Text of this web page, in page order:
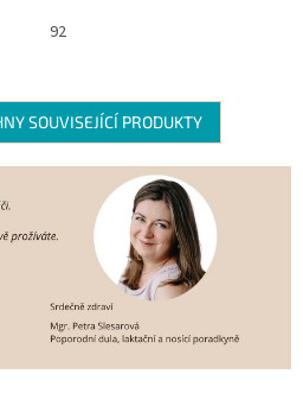
teplotu a postará se o komfort
92
SOUVISEJÍCÍ PRODUKTY